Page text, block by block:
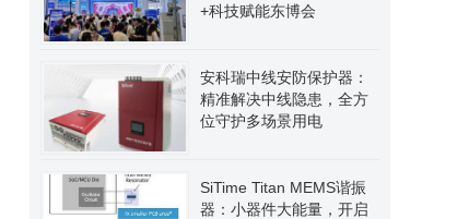
+科技赋能东博会
安科瑞中线安防保护器：
精准解决中线隐患，全方
位守护多场景用电
SiTime Titan MEMS谐振
器：小器件大能量，开启